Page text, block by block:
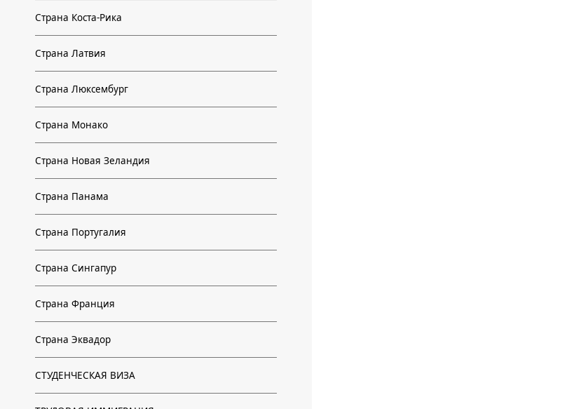
Страна Коста-Рика
Страна Латвия
Страна Люксембург
Страна Монако
Страна Новая Зеландия
Страна Панама
Страна Португалия
Страна Сингапур
Страна Франция
Страна Эквадор
СТУДЕНЧЕСКАЯ ВИЗА